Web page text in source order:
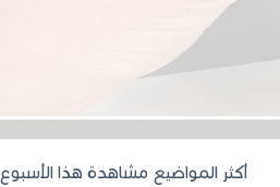
أكثر المواضيع مشاهدة هذا الأسبوع